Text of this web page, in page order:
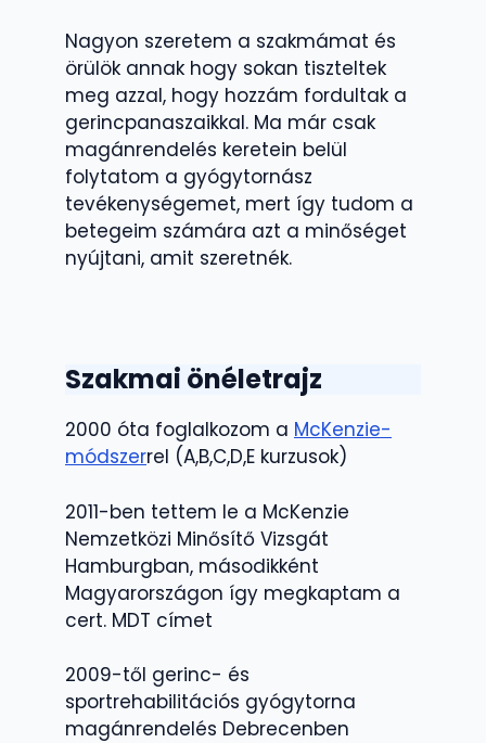
Nagyon szeretem a szakmámat és
örülök annak hogy sokan tiszteltek
meg azzal, hogy hozzám fordultak a
gerincpanaszaikkal. Ma már csak
magánrendelés keretein belül
folytatom a gyógytornász
tevékenységemet, mert így tudom a
betegeim számára azt a minőséget
nyújtani, amit szeretnék.
Szakmai önéletrajz
2000 óta foglalkozom a McKenzie-
módszerrel (A,B,C,D,E kurzusok)
2011-ben tettem le a McKenzie
Nemzetközi Minősítő Vizsgát
Hamburgban, másodikként
Magyarországon így megkaptam a
cert. MDT címet
2009-től gerinc- és
sportrehabilitációs gyógytorna
magánrendelés Debrecenben